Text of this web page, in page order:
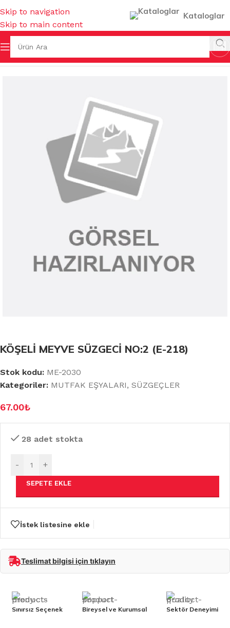
Skip to navigation
Skip to main content
Kataloglar
Ana Sayfa
KÖŞELİ MEYVE SÜZGECİ NO:2 (E-218)
Stok kodu: ME-2030
Kategoriler: MUTFAK EŞYALARI, SÜZGEÇLER
67.00₺
28 adet stokta
- +
SEPETE EKLE
İstek listesine ekle
Teslimat bilgisi için tıklayın
Sınırsız Seçenek Bireysel ve Kurumsal Sektör Deneyimi